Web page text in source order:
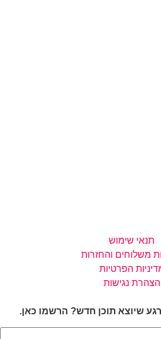
תנאי שימוש
משלוחים והחזרות
הפרטיות
הצהרת נגישות
שיוצא תוכן חדש? הרשמו כאן.